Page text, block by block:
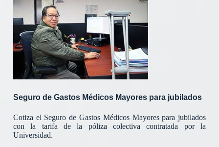
Seguro de Gastos Médicos Mayores para jubilados
Cotiza el Seguro de Gastos Médicos Mayores para jubilados
con la tarifa de la póliza colectiva contratada por la
Universidad.